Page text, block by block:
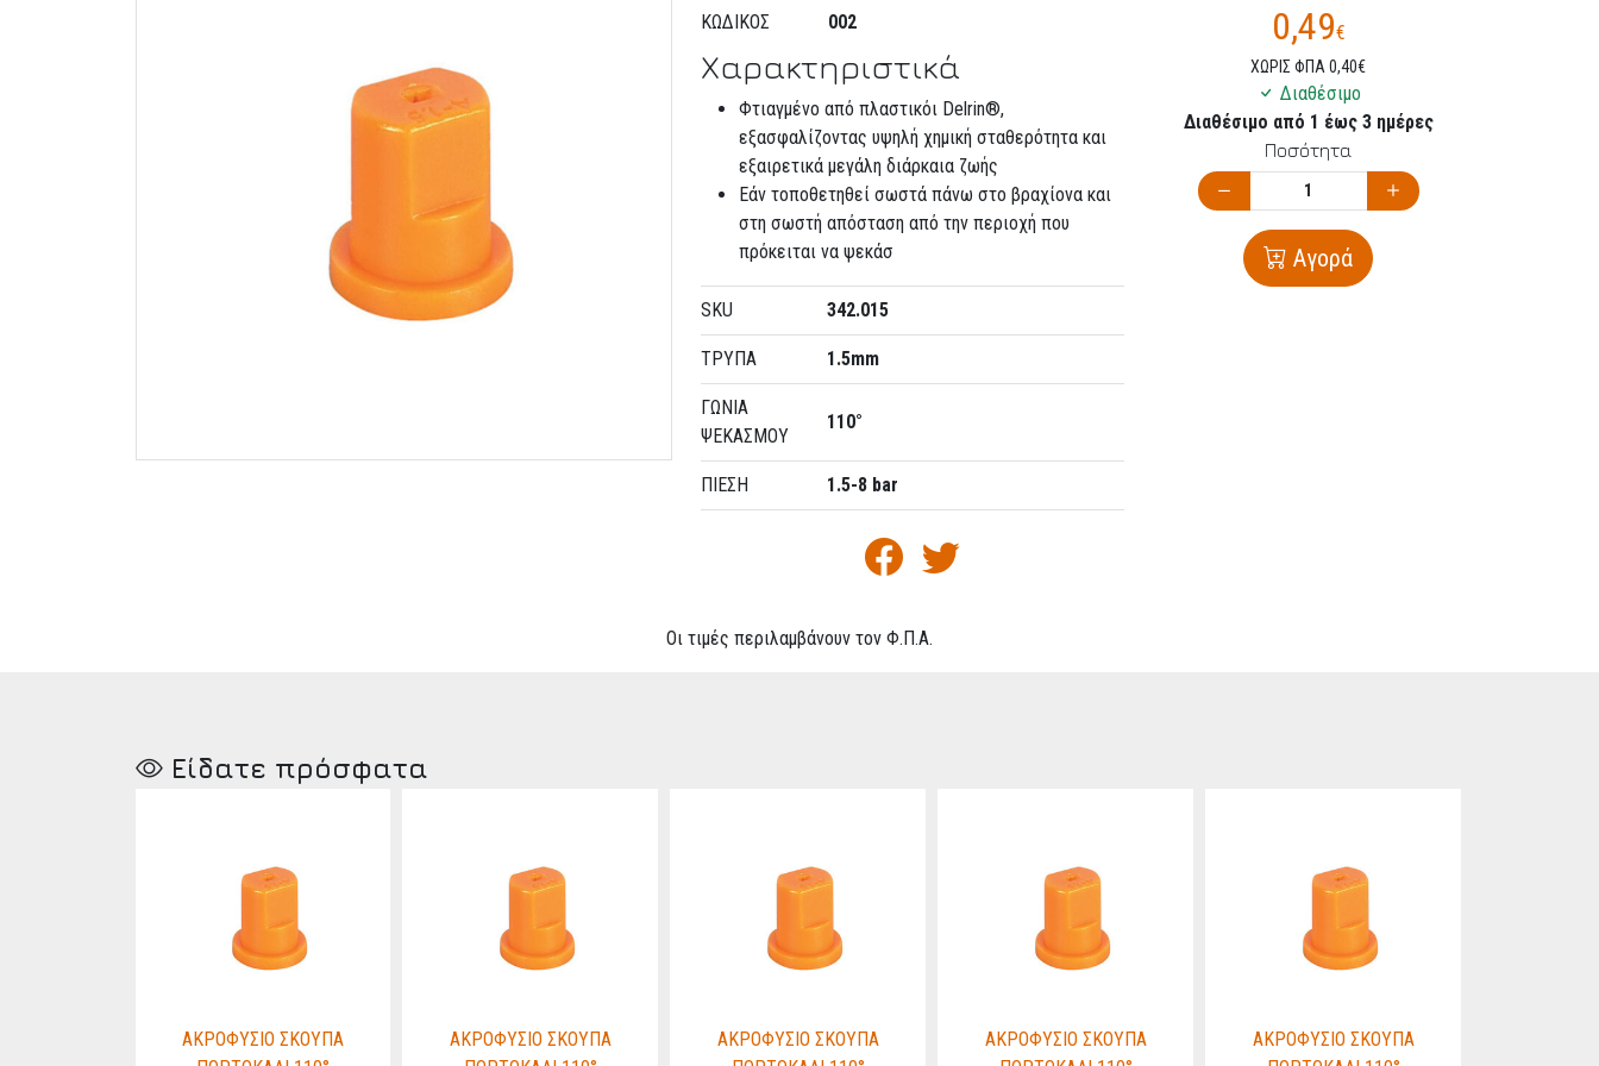
ΚΩΔΙΚΌΣ 002
Χαρακτηριστικά
Φτιαγμένο από πλαστικόι Delrin®,
εξασφαλίζοντας υψηλή χημική σταθερότητα και
εξαιρετικά μεγάλη διάρκαια ζωής
Εάν τοποθετηθεί σωστά πάνω στο βραχίονα και
στη σωστή απόσταση από την περιοχή που
πρόκειται να ψεκάσ
SKU 342.015
ΤΡΥΠΑ 1.5mm
ΓΩΝΙΑ
ΨΕΚΑΣΜΟΥ
110°
ΠΙΕΣΗ 1.5-8 bar
0,49€
ΧΩΡΙΣ ΦΠΑ 0,40€
Διαθέσιμο
Διαθέσιμο από 1 έως 3 ημέρες
Ποσότητα
Αγορά
Οι τιμές περιλαμβάνουν τον Φ.Π.Α.
Είδατε πρόσφατα
ΑΚΡΟΦΥΣΙΟ ΣΚΟΥΠΑ
ΑΚΡΟΦΥΣΙΟ ΣΚΟΥΠΑ
ΑΚΡΟΦΥΣΙΟ ΣΚΟΥΠΑ
ΑΚΡΟΦΥΣΙΟ ΣΚΟΥΠΑ
ΑΚΡΟΦΥΣΙΟ ΣΚΟΥΠΑ